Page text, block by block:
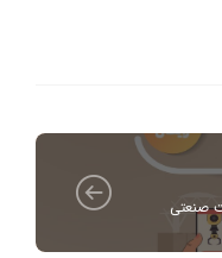
صنعتی